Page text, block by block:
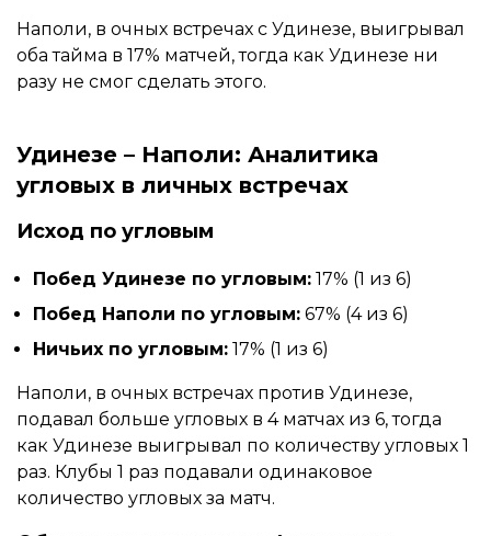
Наполи, в очных встречах с Удинезе, выигрывал
оба тайма в 17% матчей, тогда как Удинезе ни
разу не смог сделать этого.
Удинезе – Наполи: Аналитика
угловых в личных встречах
Исход по угловым
Побед Удинезе по угловым: 17% (1 из 6)
Побед Наполи по угловым: 67% (4 из 6)
Ничьих по угловым: 17% (1 из 6)
Наполи, в очных встречах против Удинезе,
подавал больше угловых в 4 матчах из 6, тогда
как Удинезе выигрывал по количеству угловых 1
раз. Клубы 1 раз подавали одинаковое
количество угловых за матч.